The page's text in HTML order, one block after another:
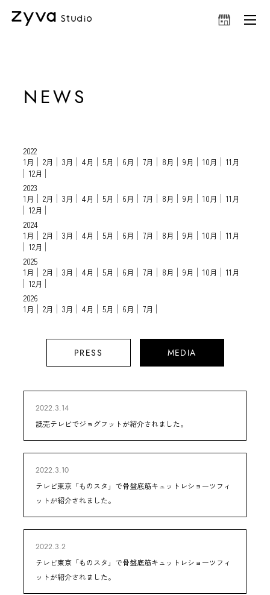
NEWS
2022
1月
2月 3月 4月 5月 6月 7月 8月 9月 10月
11月
12月
2023
1月
2月 3月 4月 5月 6月 7月 8月 9月 10月
11月
12月
2024
1月
2月 3月 4月 5月 6月 7月 8月 9月 10月
11月
12月
2025
1月
2月 3月 4月 5月 6月 7月 8月 9月 10月
11月
12月
2026
1月
2月 3月 4月 5月 6月 7月
PRESS MEDIA
2022.3.14
読売テレビでジョグフットが紹介されました。
2022.3.10
テレビ東京「ものスタ」で骨盤底筋キュットレショーツフィ
ットが紹介されました。
2022.3.2
テレビ東京「ものスタ」で骨盤底筋キュットレショーツフィ
ットが紹介されました。